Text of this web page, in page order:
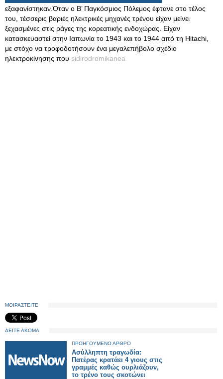
εξαφανίστηκαν.Όταν ο Β’ Παγκόσμιος Πόλεμος έφτανε στο τέλος
του, τέσσερις βαριές ηλεκτρικές μηχανές τρένου είχαν μείνει
ξεχασμένες στις ράγες της κορεατικής ενδοχώρας. Είχαν
κατασκευαστεί στην Ιαπωνία το 1943 και το 1944 από τη Hitachi,
με στόχο να τροφοδοτήσουν ένα μεγαλεπήβολο σχέδιο
ηλεκτροκίνησης που sidirodromikanea
ΜΟΙΡΑΣΤΕΙΤΕ
ΔΕΙΤΕ ΑΚΟΜΑ
ΠΡΟΗΓΟΥΜΕΝΟ ΑΡΘΡΟ
Ασύλληπτη τραγωδία:
Πατέρας κρατάει 4 γιους στις
γραμμές καθώς ουρλιάζουν,
το τρένο τους σκοτώνει